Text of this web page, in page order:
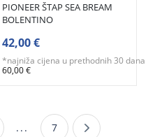
PIONEER ŠTAP SEA BREAM
BOLENTINO
42,00 €
*najniža cijena u prethodnih 30 dana
60,00 €
... 7